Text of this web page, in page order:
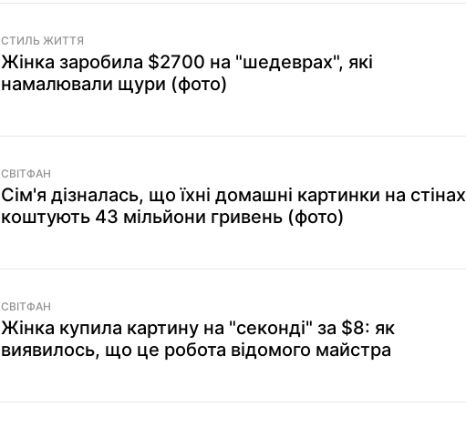
СТИЛЬ ЖИТТЯ
Жінка заробила $2700 на "шедеврах", які
намалювали щури (фото)
СВІТФАН
Сім'я дізналась, що їхні домашні картинки на стінах
коштують 43 мільйони гривень (фото)
СВІТФАН
Жінка купила картину на "секонді" за $8: як
виявилось, що це робота відомого майстра